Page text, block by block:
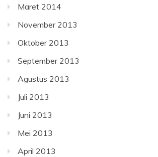
Maret 2014
November 2013
Oktober 2013
September 2013
Agustus 2013
Juli 2013
Juni 2013
Mei 2013
April 2013